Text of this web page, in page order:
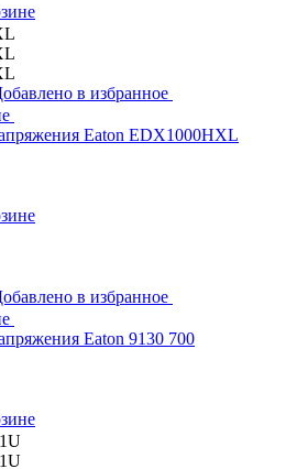
в избранное
Eaton EDX1000HXL
в избранное
Eaton 9130 700